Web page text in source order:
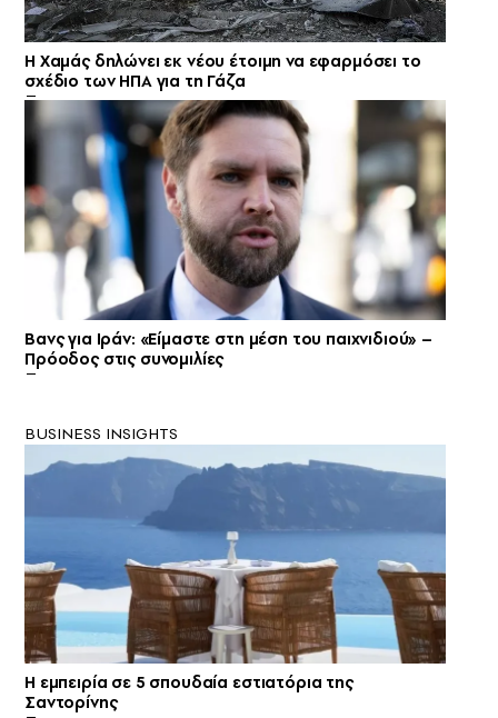
Η Χαμάς δηλώνει εκ νέου έτοιμη να εφαρμόσει το
σχέδιο των ΗΠΑ για τη Γάζα
Βανς για Ιράν: «Είμαστε στη μέση του παιχνιδιού» –
Πρόοδος στις συνομιλίες
BUSINESS INSIGHTS
Η εμπειρία σε 5 σπουδαία εστιατόρια της
Σαντορίνης